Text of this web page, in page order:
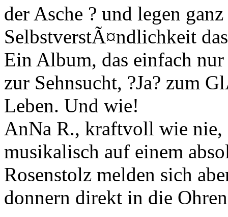
der Asche ? und legen
SelbstverstÃ¤ndlichkeit
Ein Album, das einfach nur
zur Sehnsucht, ?Ja? zum
Leben. Und wie!
AnNa R., kraftvoll wie nie,
musikalisch auf einem
Rosenstolz melden sich
donnern direkt in die